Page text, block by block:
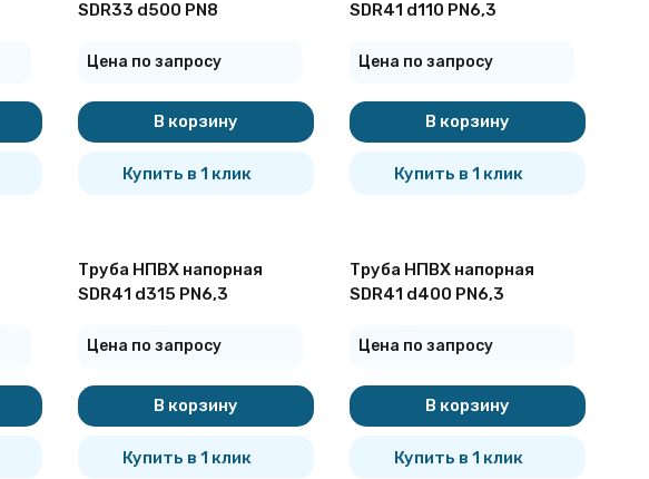
SDR33 d500 PN8
Цена по запросу
В корзину
Купить в 1 клик
SDR41 d110 PN6,3
Цена по запросу
В корзину
Купить в 1 клик
Труба НПВХ напорная
SDR41 d315 PN6,3
Цена по запросу
В корзину
Купить в 1 клик
Труба НПВХ напорная
SDR41 d400 PN6,3
Цена по запросу
В корзину
Купить в 1 клик